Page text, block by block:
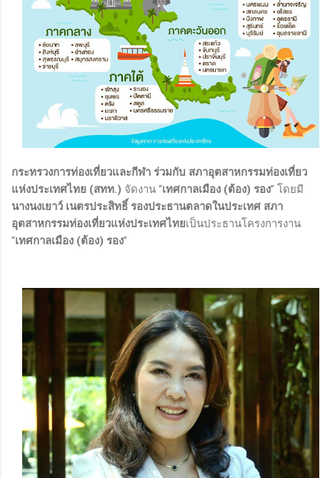
กระทรวงการท่องเที่ยวและกีฬา ร่วมกับ สภาอุตสาหกรรมท่องเที่ยว
แห่งประเทศไทย (สทท.) จัดงาน “เทศกาลเมือง (ต้อง) รอง” โดยมี
นางนงเยาว์ เนตรประสิทธิ์ รองประธานตลาดในประเทศ สภา
อุตสาหกรรมท่องเที่ยวแห่งประเทศไทยเป็นประธานโครงการงาน
“เทศกาลเมือง (ต้อง) รอง”